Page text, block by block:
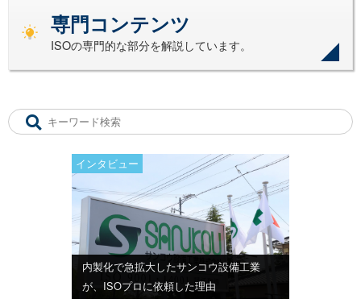
専門コンテンツ
ISOの専門的な部分を解説しています。
インタビュー
内製化で急拡大したサンコウ設備工業
が、ISOプロに依頼した理由